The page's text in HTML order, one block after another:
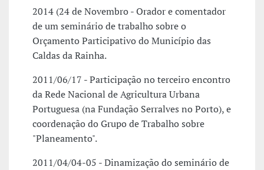
2014 (24 de Novembro - Orador e comentador
de um seminário de trabalho sobre o
Orçamento Participativo do Município das
Caldas da Rainha.
2011/06/17 - Participação no terceiro encontro
da Rede Nacional de Agricultura Urbana
Portuguesa (na Fundação Serralves no Porto), e
coordenação do Grupo de Trabalho sobre
"Planeamento".
2011/04/04-05 - Dinamização do seminário de